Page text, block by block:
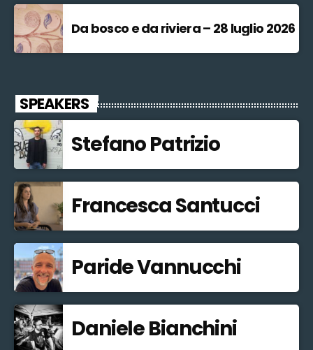
Da bosco e da riviera – 28 luglio 2026
SPEAKERS
Stefano Patrizio
Francesca Santucci
Paride Vannucchi
Daniele Bianchini